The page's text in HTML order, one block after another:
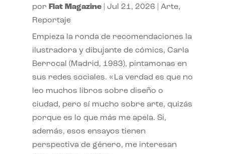
por Flat Magazine| Jul 21, 2026 Arte,
Reportaje
Empieza la ronda de recomendaciones la
ilustradora y dibujante de cómics, Carla
Berrocal (Madrid, 1983), pintamonas en
sus redes sociales. «La verdad es que no
leo muchos libros sobre diseño o
ciudad, pero sí mucho sobre arte, quizás
porque es lo que más me apela. Si,
además, esos ensayos tienen
perspectiva de género, me interesan